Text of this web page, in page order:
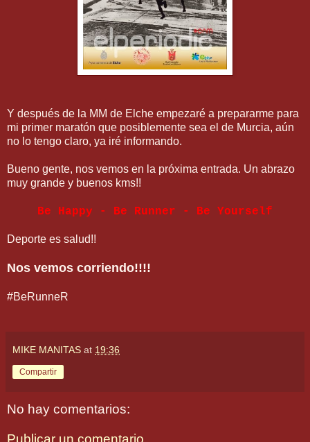
Y después de la MM de Elche empezaré a prepararme para
mi primer maratón que posiblemente sea el de Murcia, aún
no lo tengo claro, ya iré informando.
Bueno gente, nos vemos en la próxima entrada. Un abrazo
muy grande y buenos kms!!
Be Happy - Be Runner - Be Yourself
Deporte es salud!!
Nos vemos corriendo!!!!
#BeRunneR
MIKE MANITAS at 19:36
Compartir
No hay comentarios: